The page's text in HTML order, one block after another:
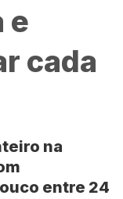
e
cada
na
entre 24